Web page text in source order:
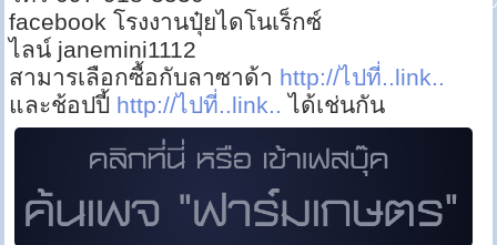
facebook โรงงานปุ๋ยไดโนเร็กซ์
ไลน์ janemini1112
สามารเลือกซื้อกับลาซาด้า http://ไปที่..link..
และช้อปปี้ http://ไปที่..link.. ได้เช่นกัน